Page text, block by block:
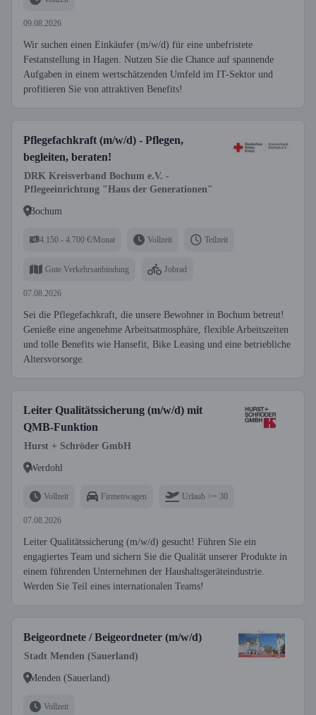
09.08.2026
Wir suchen einen Einkäufer (m/w/d) für eine unbefristete
Festanstellung in Hagen. Nutzen Sie die Chance auf spannende
Aufgaben in einem wertschätzenden Umfeld im IT-Sektor und
profitieren Sie von attraktiven Benefits!
Pflegefachkraft (m/w/d) - Pflegen,
begleiten, beraten!
DRK Kreisverband Bochum e.V. -
Pflegeeinrichtung "Haus der Generationen"
Bochum
4.150 - 4.700 €/Monat Vollzeit Teilzeit
Gute Verkehrsanbindung Jobrad
07.08.2026
Sei die Pflegefachkraft, die unsere Bewohner in Bochum betreut!
Genieße eine angenehme Arbeitsatmosphäre, flexible Arbeitszeiten
und tolle Benefits wie Hansefit, Bike Leasing und eine betriebliche
Altersvorsorge.
Leiter Qualitätssicherung (m/w/d) mit
QMB-Funktion
Hurst + Schröder GmbH
Werdohl
Vollzeit Firmenwagen Urlaub >= 30
07.08.2026
Leiter Qualitätssicherung (m/w/d) gesucht! Führen Sie ein
engagiertes Team und sichern Sie die Qualität unserer Produkte in
einem führenden Unternehmen der Haushaltsgeräteindustrie.
Werden Sie Teil eines internationalen Teams!
Beigeordnete / Beigeordneter (m/w/d)
Stadt Menden (Sauerland)
Menden (Sauerland)
Vollzeit